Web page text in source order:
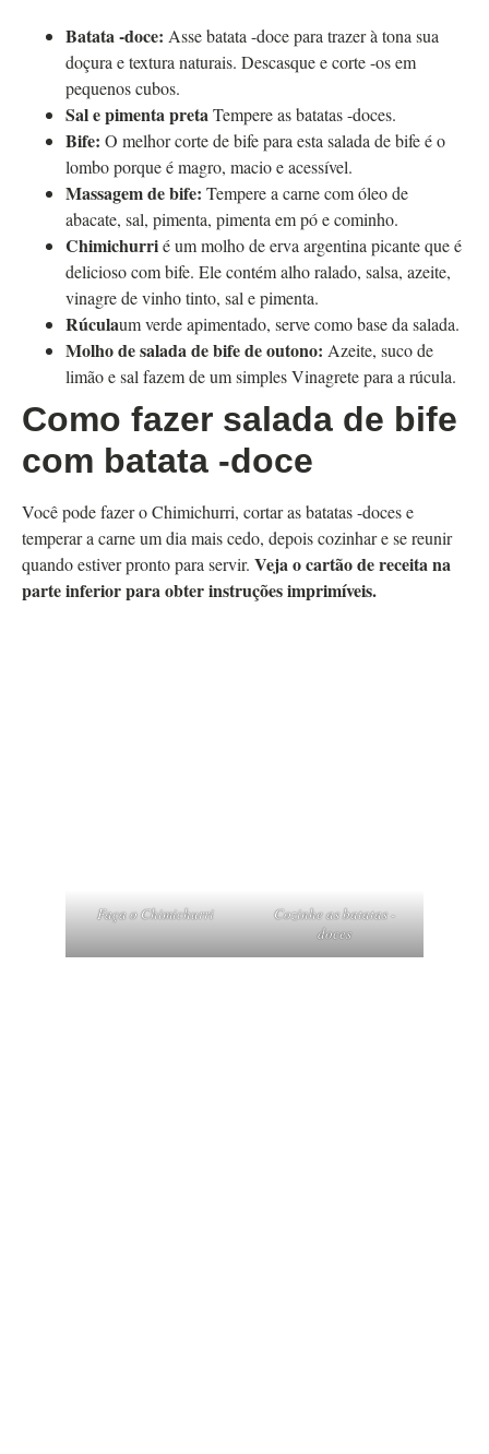
Batata -doce: Asse batata -doce para trazer à tona sua
doçura e textura naturais. Descasque e corte -os em
pequenos cubos.
Sal e pimenta preta Tempere as batatas -doces.
Bife: O melhor corte de bife para esta salada de bife é o
lombo porque é magro, macio e acessível.
Massagem de bife: Tempere a carne com óleo de
abacate, sal, pimenta, pimenta em pó e cominho.
Chimichurrié um molho de erva argentina picante que é
delicioso com bife. Ele contém alho ralado, salsa, azeite,
vinagre de vinho tinto, sal e pimenta.
Rúculaum verde apimentado, serve como base da salada.
Molho de salada de bife de outono: Azeite, suco de
limão e sal fazem de um simplesVinagrete para a rúcula.
Como fazer salada de bife
com batata -doce
Você pode fazer o Chimichurri, cortar as batatas -doces e
temperar a carne um dia mais cedo, depois cozinhar e se reunir
quando estiver pronto para servir. Veja o cartão de receita na
parte inferior para obter instruções imprimíveis.
Faça o Chimichurri
Cozinhe as batatas -
doces